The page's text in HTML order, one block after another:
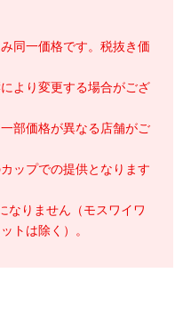
同一価格です。税抜き価
より変更する場合がござ
部価格が異なる店舗がご
ップでの提供となります
なりません（モスワイワ
トは除く）。